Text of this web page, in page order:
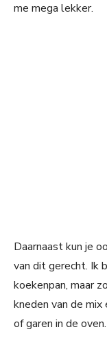
me mega lekker.
Daarnaast kun je
van dit gerecht. Ik
koekenpan, maar
kneden van de
of garen in de oven.